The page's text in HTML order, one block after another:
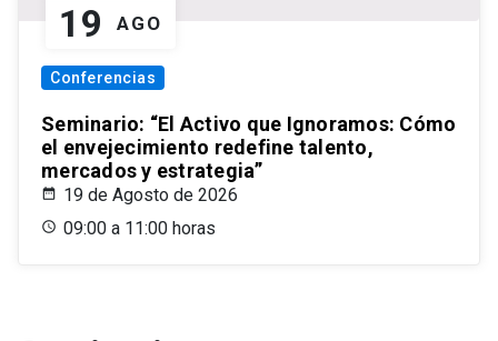
19 AGO
Conferencias
Seminario: “El Activo que Ignoramos: Cómo
el envejecimiento redefine talento,
mercados y estrategia”
19 de Agosto de 2026
09:00 a 11:00 horas